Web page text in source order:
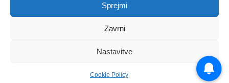
Sprejmi
Zavrni
Nastavitve
Cookie Policy
Dogodki 27. novembra, 2017
© 2026 | eKoroška.si